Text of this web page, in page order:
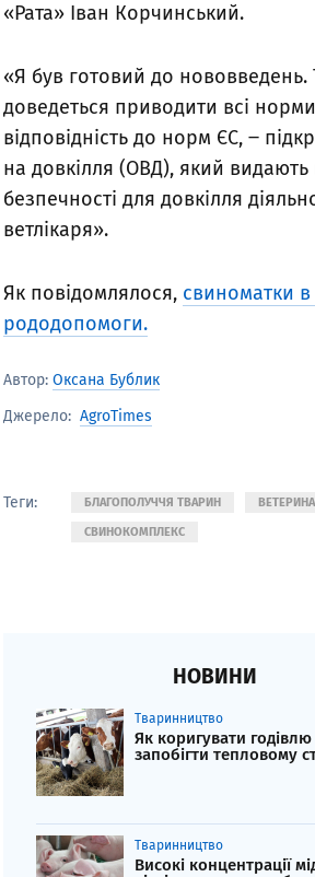
«Рата» Іван Корчинський.
«Я був готовий до
доведеться приводити всі
відповідність до норм ЄС, ‒
на довкілля (ОВД), який
безпечності для довкілля
ветлікаря».
Як повідомлялося, свиноматки в
рододопомоги.
Автор: Оксана Бублик
Джерело: AgroTimes
Теги: БЛАГОПОЛУЧЧЯ ТВАРИН
СВИНОКОМПЛЕКС
НОВИНИ
Тваринництво
Як коригувати
запобігти тепловому
Тваринництво
Високі концентрації